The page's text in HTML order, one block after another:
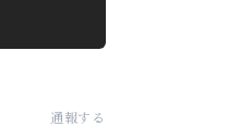
通報する